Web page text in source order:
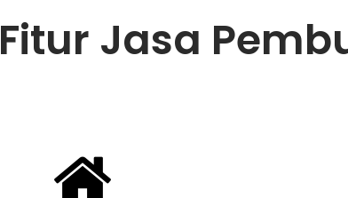
Fitur Jasa